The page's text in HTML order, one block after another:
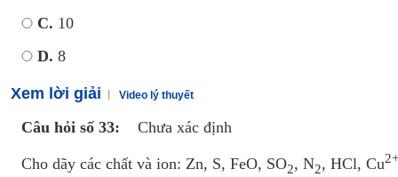
C. 10
D. 8
Xem lời giải Video lý thuyết
Câu hỏi số 33: Chưa xác định
Cho dãy các chất và ion: Zn, S, FeO, SO2, N2, HCl, Cu2+